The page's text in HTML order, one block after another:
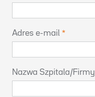
Adres e-mail
Nazwa Szpitala/Firmy